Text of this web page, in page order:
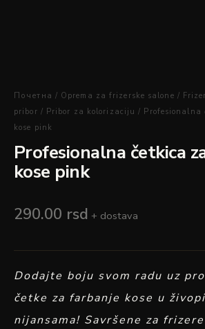
Почетна / Oprema za frizerske salone /
pribor / Pribor za kolorizaciju /
kose pink
Profesionalna četkica
kose pink
290.00 rsd + dostava
Dodajte boju svom radu uz
četke za farbanje kose u
nijansama! Savršene za